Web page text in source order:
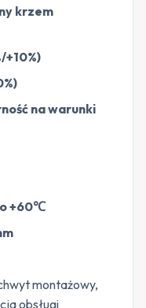
krzem
+10%)
na warunki
+60℃
montażowy,
obsługi